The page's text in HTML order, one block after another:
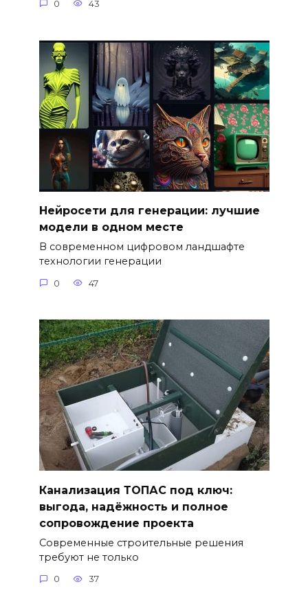
0 43
Нейросети для генерации: лучшие
модели в одном месте
В современном цифровом ландшафте
технологии генерации
0 47
Канализация ТОПАС под ключ:
выгода, надёжность и полное
сопровождение проекта
Современные строительные решения
требуют не только
0 37